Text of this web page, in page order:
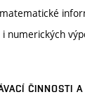
i numerických
ČINNOSTI